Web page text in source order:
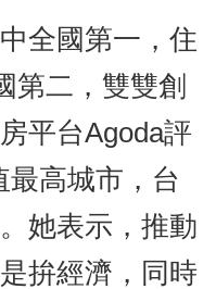
全國第一，住
第二，雙雙創
平台Agoda評
最高城市，台
她表示，推動
拚經濟，同時